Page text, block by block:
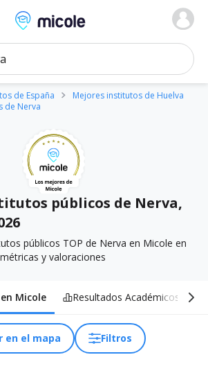
Micole, buscador de colegios
en el mapa
de España
Mejores institutos de Huelva
de Nerva
públicos de Nerva,
públicos TOP de Nerva en Micole en
y valoraciones
Micole Resultados Académicos
en el mapa Filtros